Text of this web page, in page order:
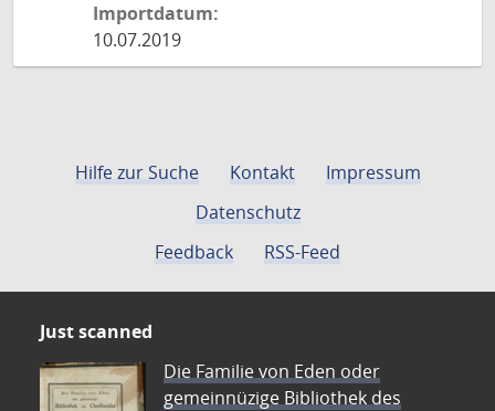
Importdatum:
10.07.2019
Hilfe zur Suche Kontakt
Impressum
Datenschutz
Feedback
RSS-Feed
Just scanned
Die Familie von Eden oder
gemeinnüzige Bibliothek des